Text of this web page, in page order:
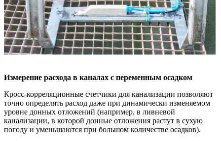
Измерение расхода в каналах с переменным осадком
Кросс-корреляционные счетчики для канализации позволяют
точно определять расход даже при динамически изменяемом
уровне донных отложений (например, в ливневой
канализации, в которой донные отложения растут в сухую
погоду и уменьшаются при большом количестве осадков).